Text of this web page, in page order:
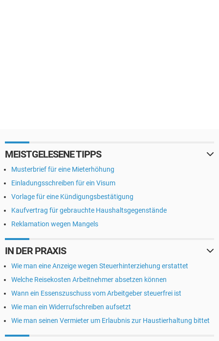
MEISTGELESENE TIPPS
Musterbrief für eine Mieterhöhung
Einladungsschreiben für ein Visum
Vorlage für eine Kündigungsbestätigung
Kaufvertrag für gebrauchte Haushaltsgegenstände
Reklamation wegen Mangels
IN DER PRAXIS
Wie man eine Anzeige wegen Steuerhinterziehung erstattet
Welche Reisekosten Arbeitnehmer absetzen können
Wann ein Essenszuschuss vom Arbeitgeber steuerfrei ist
Wie man ein Widerrufschreiben aufsetzt
Wie man seinen Vermieter um Erlaubnis zur Haustierhaltung bittet